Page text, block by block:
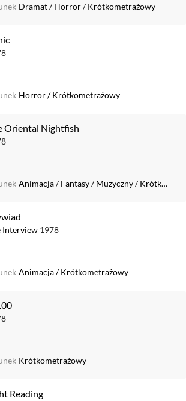
Dramat/Horror/Krótkometrażowy
Horror/Krótkometrażowy
Oriental Nightfish
Animacja/Fantasy/Muzyczny/Krótkometrażowy
Interview 1978
Animacja/Krótkometrażowy
Krótkometrażowy
Reading